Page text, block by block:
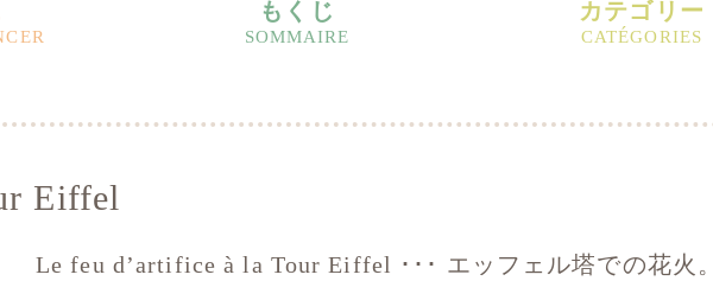
もくじ カテゴリー
Eiffel
Le feu d’artifice à la Tour Eiffel ･･･ エッフェル塔での花火。